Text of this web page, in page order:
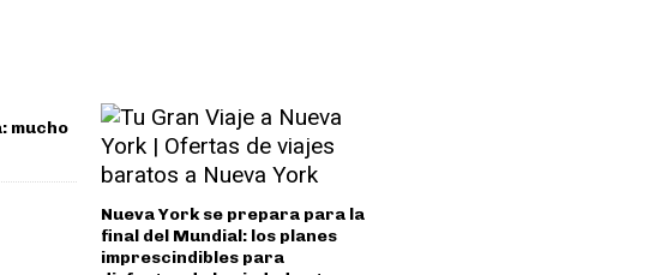
mucho
Nueva York se prepara para la
final del Mundial: los planes
imprescindibles para